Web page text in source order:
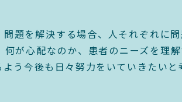
題を解決する場合、人それぞれに
が心配なのか、患者のニーズを理
う今後も日々努力をいていきたいと